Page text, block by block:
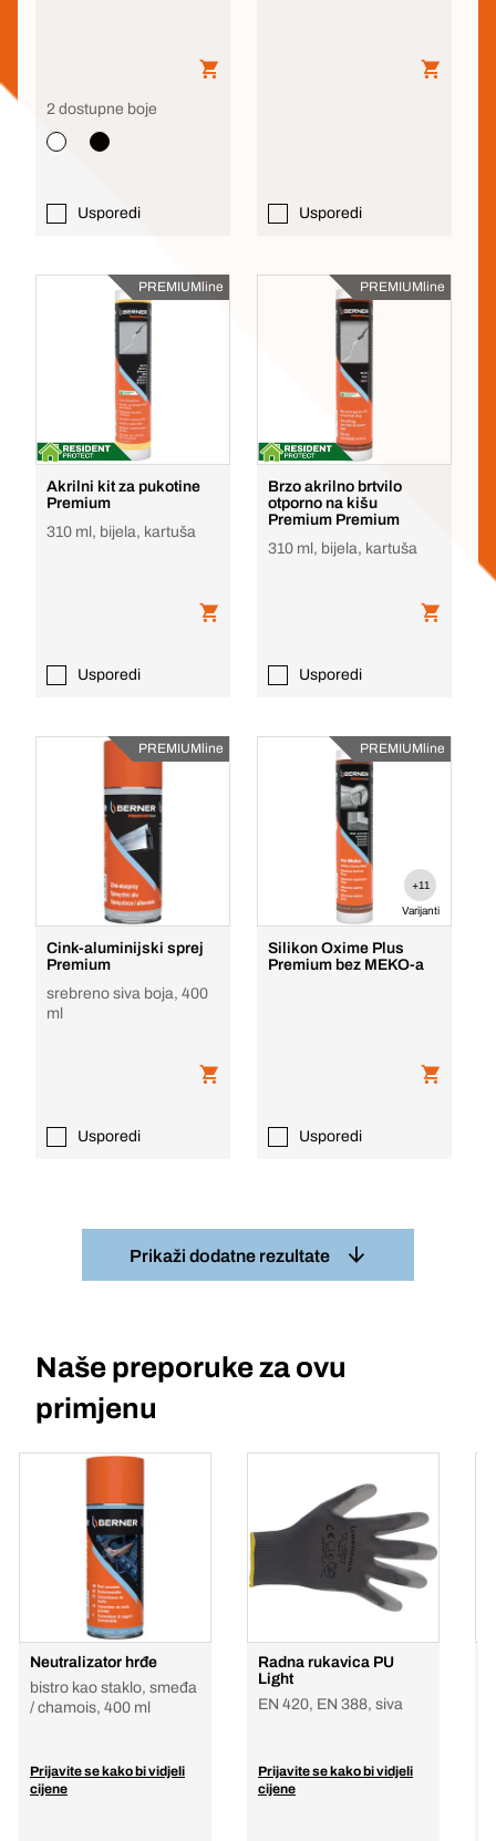
Usporedi
2 dostupne boje
Usporedi
PREMIUMline
Akrilni kit za pukotine
Premium
310 ml, bijela, kartuša
Usporedi
PREMIUMline
Brzo akrilno brtvilo
otporno na kišu
Premium Premium
310 ml, bijela, kartuša
Usporedi
PREMIUMline
Cink-aluminijski sprej
Premium
srebreno siva boja, 400
ml
Usporedi
PREMIUMline
+11
Varijanti
Silikon Oxime Plus
Premium bez MEKO-a
Usporedi
Prikaži dodatne rezultate
Naše preporuke za ovu
primjenu
Neutralizator hrđe
bistro kao staklo, smeđa
/ chamois, 400 ml
Prijavite se kako bi vidjeli
cijene
Radna rukavica PU
Light
EN 420, EN 388, siva
Prijavite se kako bi vidjeli
cijene